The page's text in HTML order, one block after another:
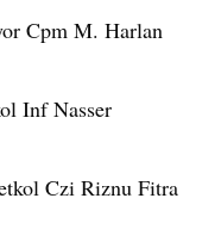
Cpm M. Harlan
Inf Nasser
Czi Riznu Fitra